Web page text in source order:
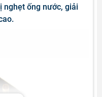
nghẹt ống nước, giải